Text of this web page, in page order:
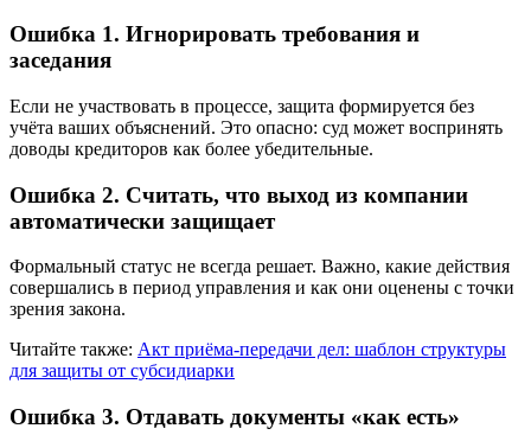
Ошибка 1. Игнорировать требования и
заседания
Если не участвовать в процессе, защита формируется без
учёта ваших объяснений. Это опасно: суд может воспринять
доводы кредиторов как более убедительные.
Ошибка 2. Считать, что выход из компании
автоматически защищает
Формальный статус не всегда решает. Важно, какие действия
совершались в период управления и как они оценены с точки
зрения закона.
Читайте также: Акт приёма-передачи дел: шаблон структуры
для защиты от субсидиарки
Ошибка 3. Отдавать документы «как есть»